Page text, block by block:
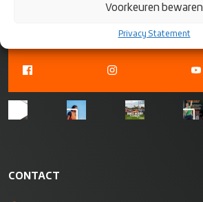
Voorkeuren bewaren
Privacy Statement
CONTACT